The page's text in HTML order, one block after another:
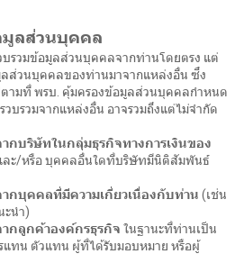
ลส่วนบุคคล
รวมข้อมูลส่วนบุคคลจากท่านโดยตรง แต่
ส่วนบุคคลของท่านมาจากแหล่งอื่น ซึ่ง
ตามที่ พรบ. คุ้มครองข้อมูลส่วนบุคคลกำหนด
รวมจากแหล่งอื่น อาจรวมถึงแต่ไม่จำกัด
กบริษัทในกลุ่มธุรกิจทางการเงินของ
ละ/หรือ บุคคลอื่นใดที่บริษัทมีนิติสัมพันธ์
กบุคคลที่มีความเกี่ยวเนื่องกับท่าน (เช่น
ะนำ)
กลูกค้าองค์กรธุรกิจ ในฐานะที่ท่านเป็น
รแทน ตัวแทน ผู้ที่ได้รับมอบหมาย หรือผู้